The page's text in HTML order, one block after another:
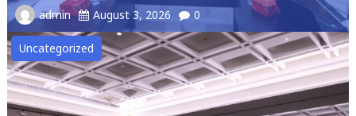
admin August 3, 2026 0
Uncategorized